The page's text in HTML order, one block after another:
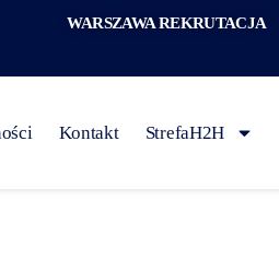
WARSZAWA REKRUTACJA
Kontakt StrefaH2H